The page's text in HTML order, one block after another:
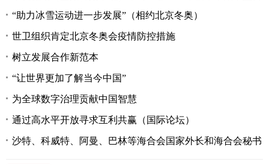
“助力冰雪运动进一步发展”（相约北京冬奥）
世卫组织肯定北京冬奥会疫情防控措施
树立发展合作新范本
“让世界更加了解当今中国”
为全球数字治理贡献中国智慧
通过高水平开放寻求互利共赢（国际论坛）
沙特、科威特、阿曼、巴林等海合会国家外长和海合会秘书